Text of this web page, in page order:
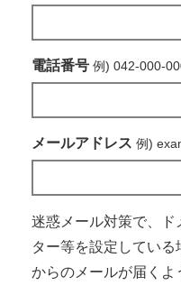
電話番号 例) 042-000-
メールアドレス 例)
迷惑メール対策で、
ター等を設定している
からのメールが届くよ